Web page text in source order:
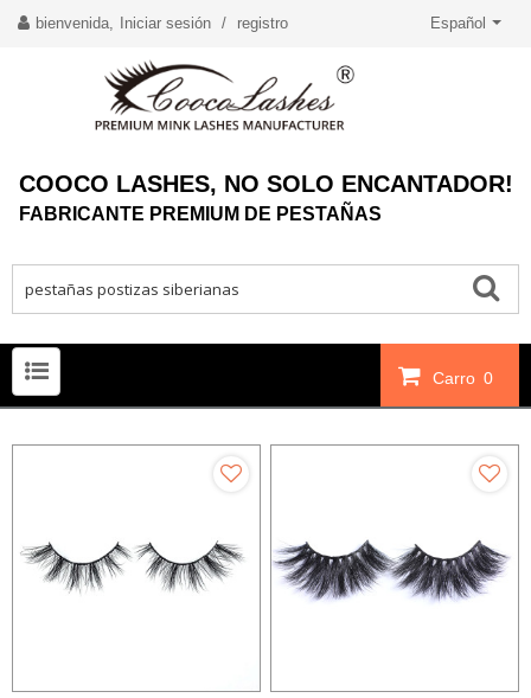
bienvenida, Iniciar sesión / registro Español
COOCO LASHES, NO SOLO ENCANTADOR!
FABRICANTE PREMIUM DE PESTAÑAS
Carro 0